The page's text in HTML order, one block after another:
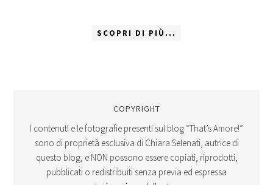
SCOPRI DI PIÙ...
COPYRIGHT
I contenuti e le fotografie presenti sul blog “That’s Amore!”
sono di proprietà esclusiva di Chiara Selenati, autrice di
questo blog, e NON possono essere copiati, riprodotti,
pubblicati o redistribuiti senza previa ed espressa